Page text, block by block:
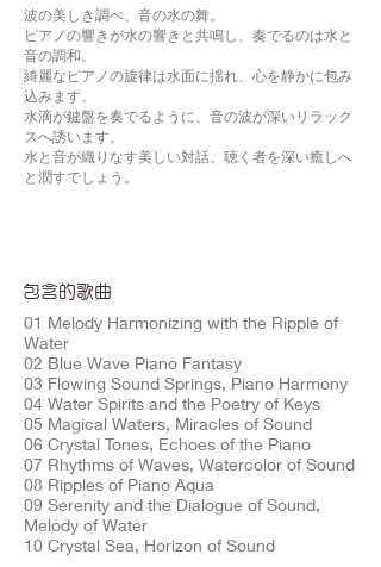
波の美しき調べ、音の水の舞。
ピアノの響きが水の響きと共鳴し、奏でるのは水と
音の調和。
綺麗なピアノの旋律は水面に揺れ、心を静かに包み
込みます。
水滴が鍵盤を奏でるように、音の波が深いリラック
スへ誘います。
水と音が織りなす美しい対話。聴く者を深い癒しへ
と潤すでしょう。
包含的歌曲
01 Melody Harmonizing with the Ripple of
Water
02 Blue Wave Piano Fantasy
03 Flowing Sound Springs, Piano Harmony
04 Water Spirits and the Poetry of Keys
05 Magical Waters, Miracles of Sound
06 Crystal Tones, Echoes of the Piano
07 Rhythms of Waves, Watercolor of Sound
08 Ripples of Piano Aqua
09 Serenity and the Dialogue of Sound,
Melody of Water
10 Crystal Sea, Horizon of Sound